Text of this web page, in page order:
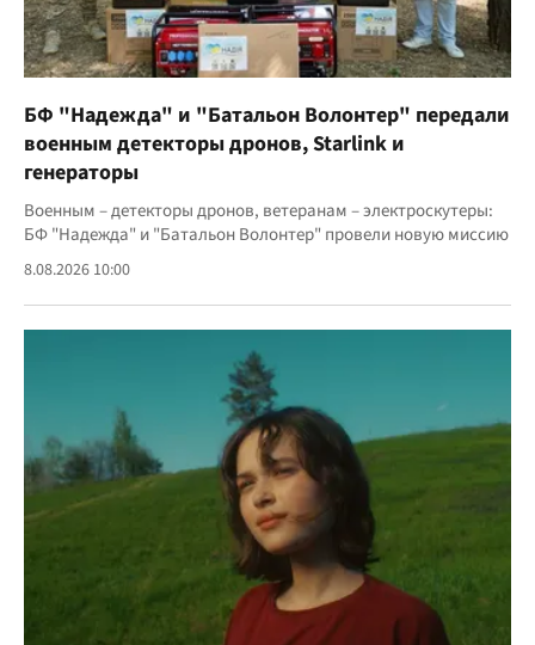
БФ "Надежда" и "Батальон Волонтер" передали
военным детекторы дронов, Starlink и
генераторы
Военным – детекторы дронов, ветеранам – электроскутеры:
БФ "Надежда" и "Батальон Волонтер" провели новую миссию
8.08.2026 10:00